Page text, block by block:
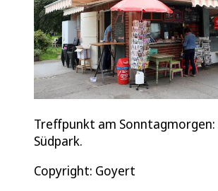
Treffpunkt am Sonntagmorgen:
Südpark.
Copyright: Goyert